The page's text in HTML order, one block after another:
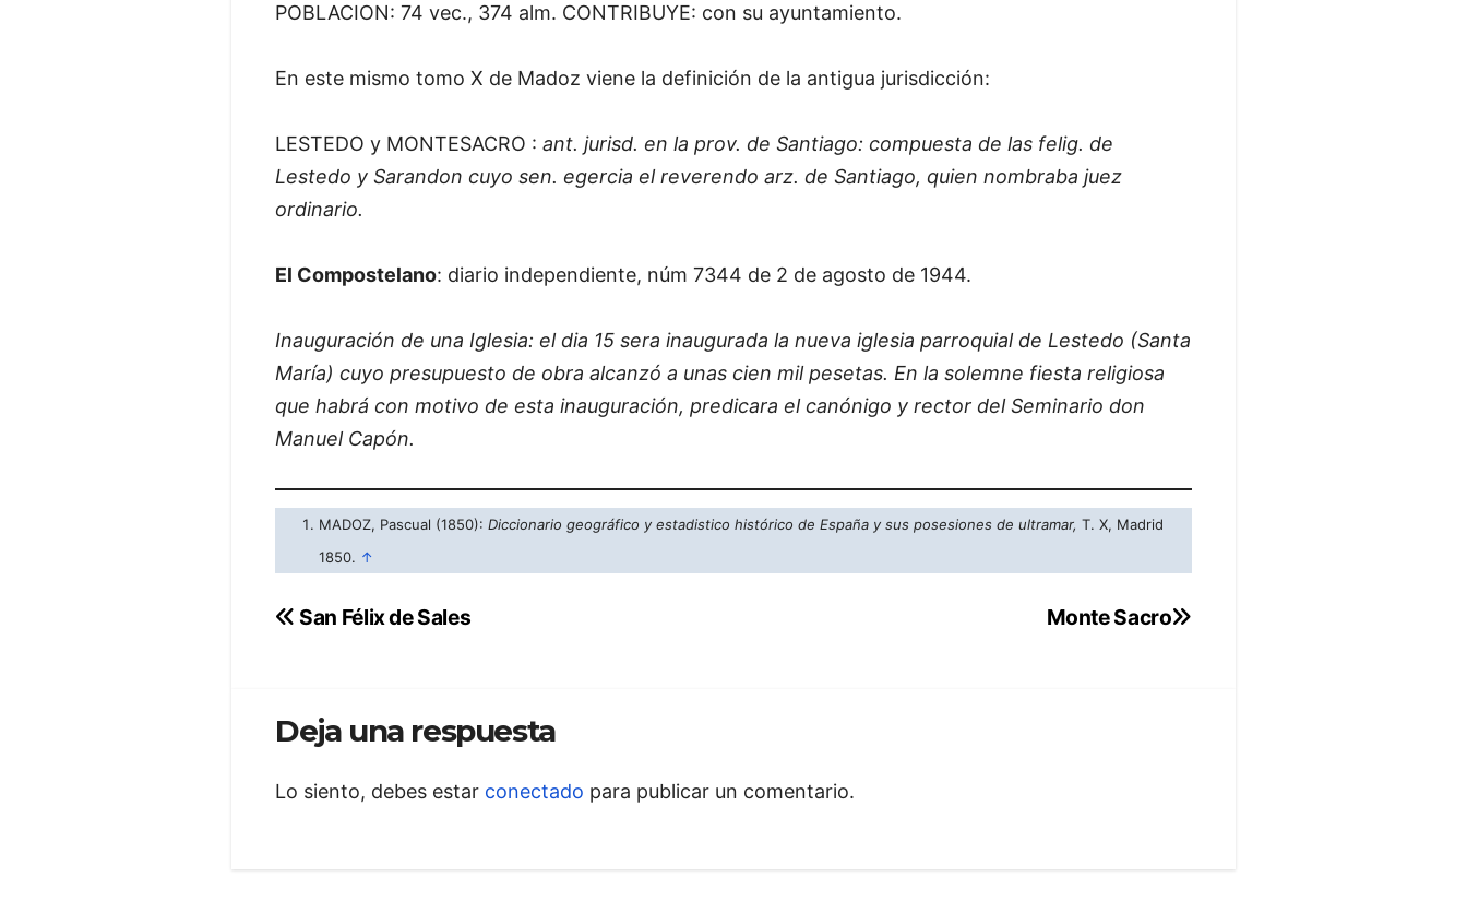
POBLACION: 74 vec., 374 alm. CONTRIBUYE: con su ayuntamiento.
En este mismo tomo X de Madoz viene la definición de la antigua jurisdicción:
LESTEDO y MONTESACRO : ant. jurisd. en la prov. de Santiago: compuesta de las felig. de
Lestedo y Sarandon cuyo sen. egercia el reverendo arz. de Santiago, quien nombraba juez
ordinario.
El Compostelano: diario independiente, núm 7344 de 2 de agosto de 1944.
Inauguración de una Iglesia: el dia 15 sera inaugurada la nueva iglesia parroquial de Lestedo (Santa
María) cuyo presupuesto de obra alcanzó a unas cien mil pesetas. En la solemne fiesta religiosa
que habrá con motivo de esta inauguración, predicara el canónigo y rector del Seminario don
Manuel Capón.
MADOZ, Pascual (1850): Diccionario geográfico y estadistico histórico de España y sus posesiones de ultramar, T. X, Madrid
1850. ↑
Navegación
entradas
Monte Sacro
San Félix de Sales
Deja una respuesta
Lo siento, debes estar conectado para publicar un comentario.